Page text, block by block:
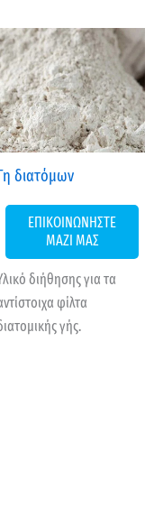
διατόμων
ΕΠΙΚΟΙΝΩΝΗΣΤΕ
ΜΑΖΙ ΜΑΣ
διήθησης για τα
φίλτα
γής.